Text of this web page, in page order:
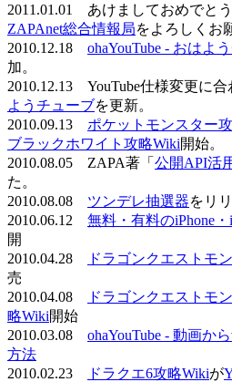
2011.01.01 あけましておめでと
ZAPAnet総合情報局をよろしくお
2010.12.18 ohaYouTube - おはよ
加。
2010.12.13 YouTube仕様変更に合
ようチューブを更新。
2010.09.13 ポケットモンスター
ブラックホワイト攻略Wiki開始。
2010.08.05 ZAPA著「 公開API活
た。
2010.08.08 ツンデレ抽選器をリ
2010.06.12 無料・有料のiPhone
開
2010.04.28
ドラゴンクエストモ
売
2010.04.08
ドラゴンクエストモ
略Wiki開始
2010.03.08 ohaYouTube - 動画か
方法
2010.02.23
ドラクエ6攻略Wikiが